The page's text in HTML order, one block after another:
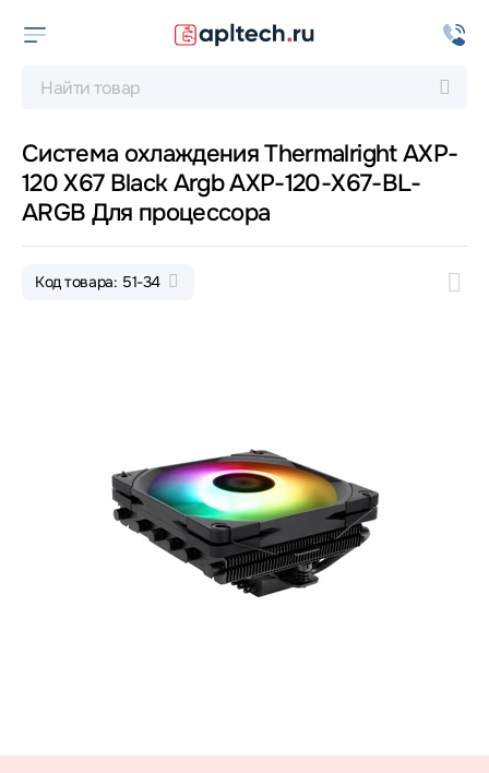
Система охлаждения Thermalright AXP-
120 X67 Black Argb AXP-120-X67-BL-
ARGB Для процессора
Код товара: 51-34